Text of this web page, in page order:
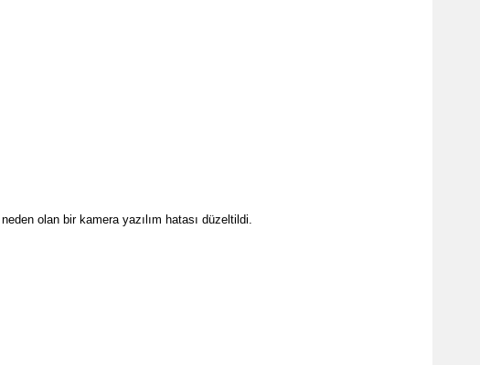
neden olan bir kamera yazılım hatası düzeltildi.